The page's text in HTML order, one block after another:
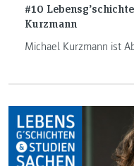
#10
Kurzmann
Michael Kurzmann ist